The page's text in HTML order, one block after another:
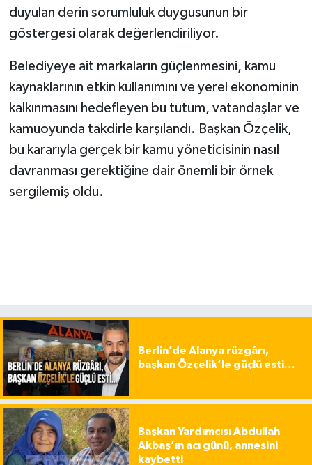
duyulan derin sorumluluk duygusunun bir
göstergesi olarak değerlendiriliyor.
Belediyeye ait markaların güçlenmesini, kamu
kaynaklarının etkin kullanımını ve yerel ekonominin
kalkınmasını hedefleyen bu tutum, vatandaşlar ve
kamuoyunda takdirle karşılandı. Başkan Özçelik,
bu kararıyla gerçek bir kamu yöneticisinin nasıl
davranması gerektiğine dair önemli bir örnek
sergilemiş oldu.
Berlin’de Alanya rüzgârı,
başkan Özçelik’le güçlü esti…
Başkan Yardımcısı Abdullah
Akbaş’ın acı günü, annesini
kaybetti